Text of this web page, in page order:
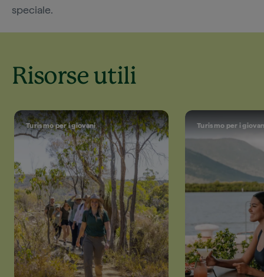
speciale.
Risorse utili
Turismo per i giovani Turismo per i